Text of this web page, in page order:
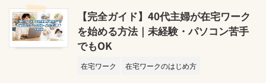
【完全ガイド】40代主婦が在宅ワーク
を始める方法｜未経験・パソコン苦手
でもOK
在宅ワーク 在宅ワークのはじめ方